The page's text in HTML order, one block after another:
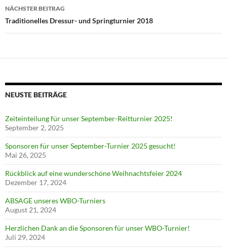
NÄCHSTER BEITRAG
Traditionelles Dressur- und Springturnier 2018
NEUSTE BEITRÄGE
Zeiteinteilung für unser September-Reitturnier 2025!
September 2, 2025
Sponsoren für unser September-Turnier 2025 gesucht!
Mai 26, 2025
Rückblick auf eine wunderschöne Weihnachtsfeier 2024
Dezember 17, 2024
ABSAGE unseres WBO-Turniers
August 21, 2024
Herzlichen Dank an die Sponsoren für unser WBO-Turnier!
Juli 29, 2024